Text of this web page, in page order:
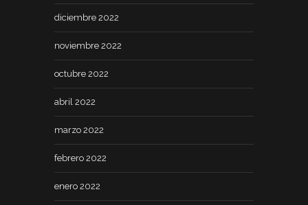
diciembre 2022
noviembre 2022
octubre 2022
abril 2022
marzo 2022
febrero 2022
enero 2022